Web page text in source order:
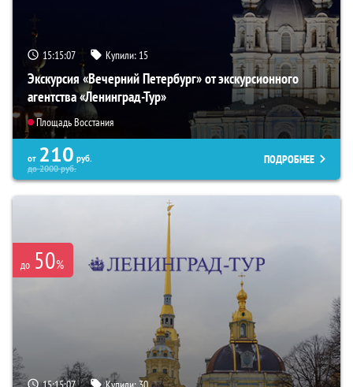
15:15:06 Купили: 15
Экскурсия «Вечерний Петербург» от экскурсионного
агентства «Ленинград-Тур»
Площадь Восстания
от 210 руб.
до2000руб.
ПОДРОБНЕЕ
до 50%